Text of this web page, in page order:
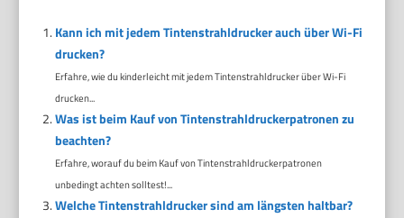
Kann ich mit jedem Tintenstrahldrucker auch über Wi-Fi
drucken?
Erfahre, wie du kinderleicht mit jedem Tintenstrahldrucker über Wi-Fi
drucken...
Was ist beim Kauf von Tintenstrahldruckerpatronen zu
beachten?
Erfahre, worauf du beim Kauf von Tintenstrahldruckerpatronen
unbedingt achten solltest!...
Welche Tintenstrahldrucker sind am längsten haltbar?